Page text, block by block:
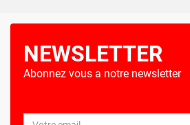
NEWSLETTER
Abonnez vous a notre newsletter